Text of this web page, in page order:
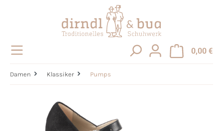
0,00 €
Damen Klassiker Pumps
Bildergalerie überspringen